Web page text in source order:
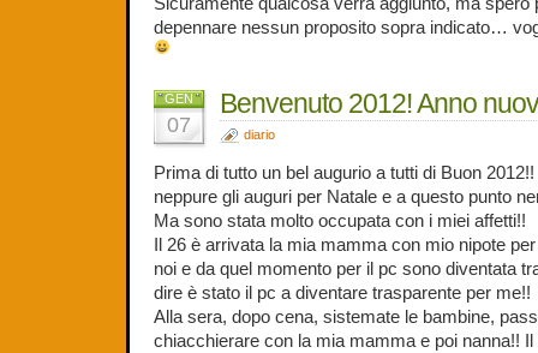
depennare nessun proposito sopra indicato…
GEN
07
Benvenuto 2012! Anno
diario
Prima di tutto un bel augurio a tutti di Buon
neppure gli auguri per Natale e a questo punto
Ma sono stata molto occupata con i miei affetti!!
Il 26 è arrivata la mia mamma con mio nipote
noi e da quel momento per il pc sono diventata
dire è stato il pc a diventare trasparente per me!!
Alla sera, dopo cena, sistemate le bambine,
chiacchierare con la mia mamma e poi nanna!!